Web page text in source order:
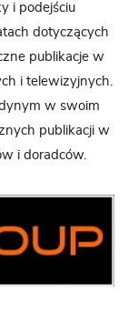
i podejściu
dotyczących
publikacje w
i telewizyjnych.
w swoim
publikacji w
i doradców.